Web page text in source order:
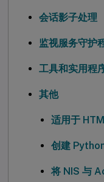
会话影子处理
监视服务守护
工具和实用程
其他
适用于
创建
将 NIS 与